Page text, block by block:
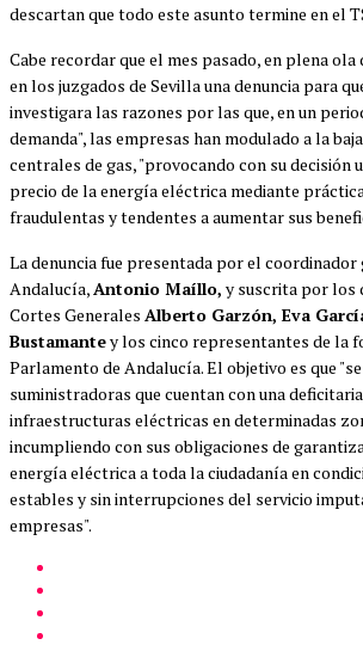
descartan que todo este asunto termine en el
Cabe recordar que el mes pasado, en plena
en los juzgados de Sevilla una denuncia para
investigara las razones por las que, en un
demanda", las empresas han modulado a la
centrales de gas, "provocando con su decisión
precio de la energía eléctrica mediante
fraudulentas y tendentes a aumentar sus
La denuncia fue presentada por el coordinador
Andalucía,Antonio Maíllo, y suscrita por los
Cortes Generales Alberto Garzón, Eva
Bustamantey los cinco representantes de la
Parlamento de Andalucía. El objetivo es que
suministradoras que cuentan con una
infraestructuras eléctricas en determinadas
incumpliendo con sus obligaciones de
energía eléctrica a toda la ciudadanía en
estables y sin interrupciones del servicio
empresas".